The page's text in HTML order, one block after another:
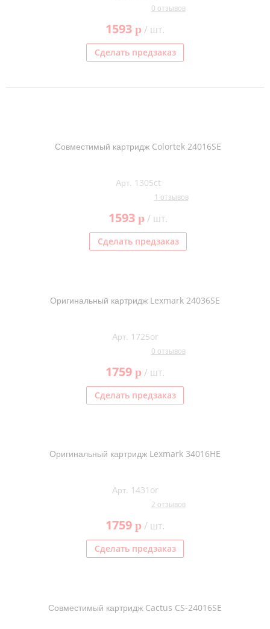
0 отзывов
1593 p/ шт.
Сделать предзаказ
Совместимый картридж Colortek 24016SE
Арт. 1305ct
1 отзывов
1593 p/ шт.
Сделать предзаказ
Оригинальный картридж Lexmark 24036SE
Арт. 1725or
0 отзывов
1759 p/ шт.
Сделать предзаказ
Оригинальный картридж Lexmark 34016HE
Арт. 1431or
2 отзывов
1759 p/ шт.
Сделать предзаказ
Совместимый картридж Cactus CS-24016SE